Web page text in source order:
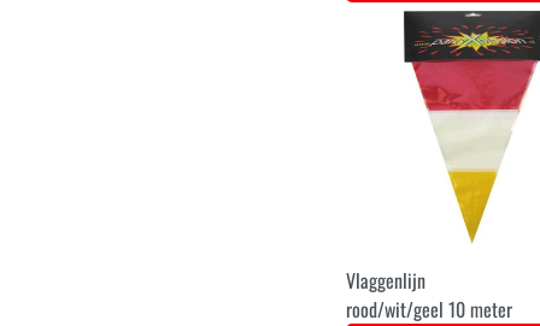
Vlaggenlijn
rood/wit/geel 10 meter